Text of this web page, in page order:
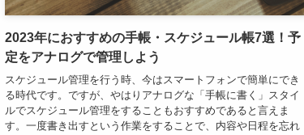
2023年におすすめの手帳・スケジュール帳7選！予
定をアナログで管理しよう
スケジュール管理を行う時、今はスマートフォンで簡単にでき
る時代です。ですが、やはりアナログな「手帳に書く」スタイ
ルでスケジュール管理をすることもおすすめであると言えま
す。一度書き出すという作業をすることで、内容や日程を忘れ